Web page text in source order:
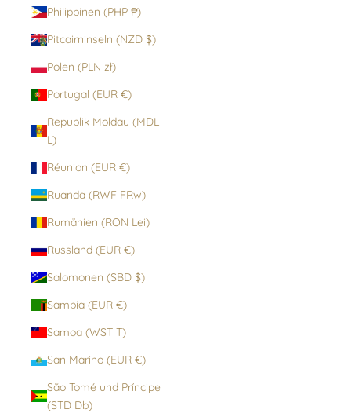
Philippinen (PHP ₱)
Pitcairninseln (NZD $)
Polen (PLN zł)
Portugal (EUR €)
Republik Moldau (MDL
L)
Réunion (EUR €)
Ruanda (RWF FRw)
Rumänien (RON Lei)
Russland (EUR €)
Salomonen (SBD $)
Sambia (EUR €)
Samoa (WST T)
San Marino (EUR €)
São Tomé und Príncipe
(STD Db)